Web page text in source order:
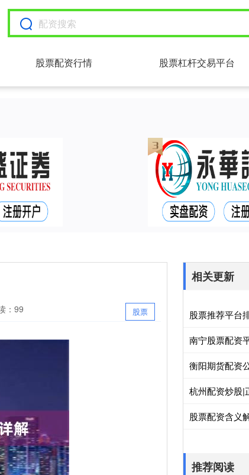
股票配资行情 股票杠杆交易平台
股票
：99
相关更新
股票推荐平台
南宁股票配资
衡阳期货配资
杭州配资炒股|
股票配资含义
推荐阅读